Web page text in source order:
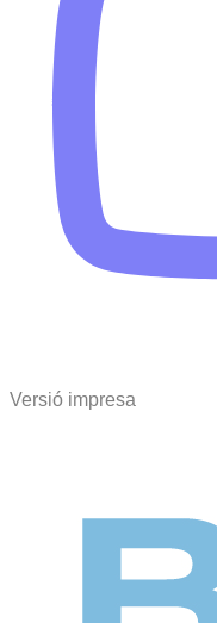
Versió impresa